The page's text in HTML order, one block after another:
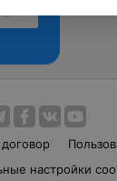
настройки